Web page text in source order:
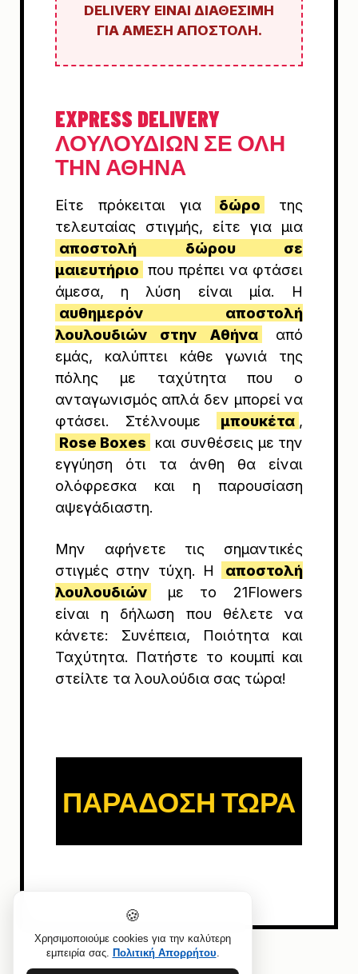
DELIVERY ΕΊΝΑΙ ΔΙΑΘΈΣΙΜΗ
ΓΙΑ ΆΜΕΣΗ ΑΠΟΣΤΟΛΉ.
EXPRESS DELIVERY
ΛΟΥΛΟΥΔΙΏΝ ΣΕ ΌΛΗ
ΤΗΝ ΑΘΉΝΑ
Είτε πρόκειται για δώρο
της
τελευταίας στιγμής, είτε για μια
αποστολή δώρου σε
μαιευτήριο που πρέπει να φτάσει
άμεσα, η λύση είναι μία. Η
αυθημερόν αποστολή
λουλουδιών στην Αθήνα
από
εμάς, καλύπτει κάθε γωνιά της
πόλης με ταχύτητα που ο
ανταγωνισμός απλά δεν μπορεί να
φτάσει. Στέλνουμε
μπουκέτα ,
Rose Boxes και συνθέσεις με την
εγγύηση ότι τα άνθη θα είναι
ολόφρεσκα και η παρουσίαση
αψεγάδιαστη.
Μην αφήνετε τις σημαντικές
στιγμές στην τύχη. Η
αποστολή
λουλουδιών
με το 21Flowers
είναι η δήλωση που θέλετε να
κάνετε: Συνέπεια, Ποιότητα και
Ταχύτητα. Πατήστε το κουμπί και
στείλτε τα λουλούδια σας τώρα!
ΠΑΡΑΔΟΣΗ ΤΩΡΑ
🍪
Χρησιμοποιούμε cookies για την καλύτερη
εμπειρία σας. Πολιτική Απορρήτου.